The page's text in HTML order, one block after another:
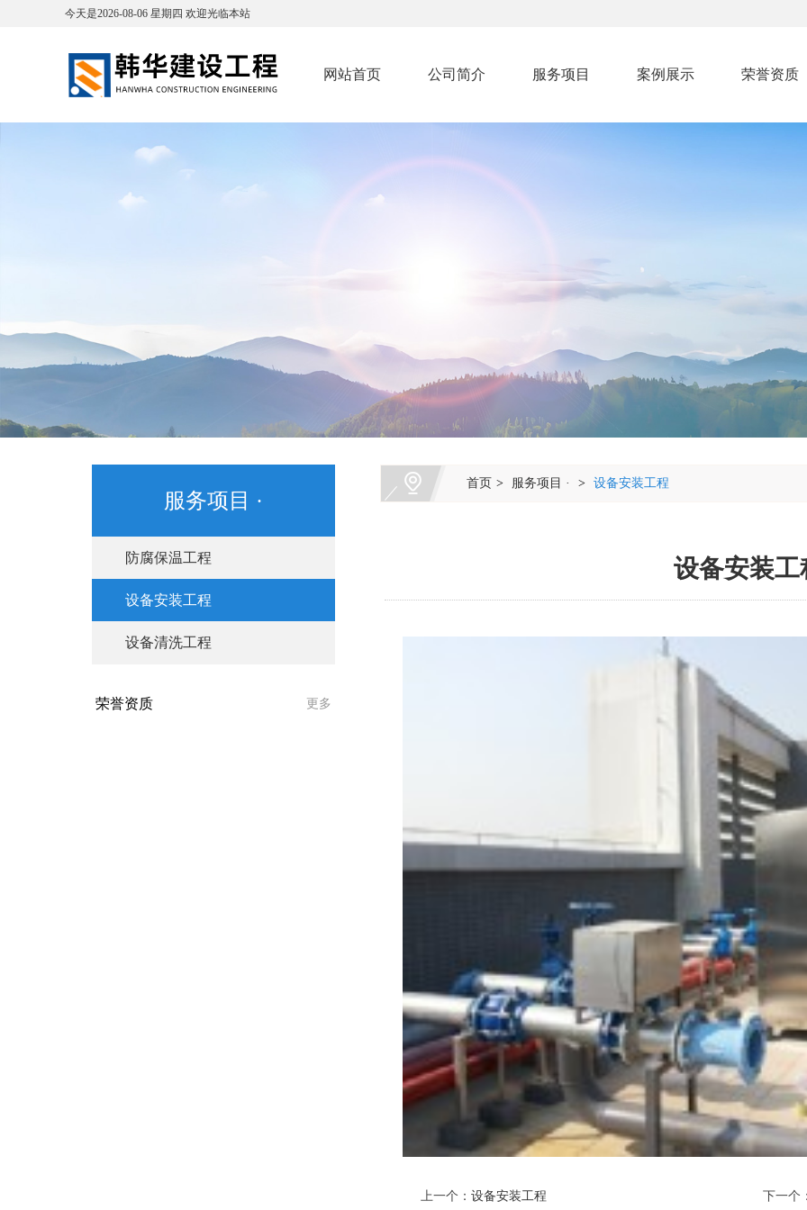
今天是2026-08-06 星期四 欢迎光临本站
网站首页 公司简介 服务项目 案例展示 荣誉资质
首页 > 服务项目 · > 设备安装工程
服务项目 ·
防腐保温工程
设备安装工程
设备清洗工程
更多
荣誉资质
设备安装工
上一个： 设备安装工程 下一个